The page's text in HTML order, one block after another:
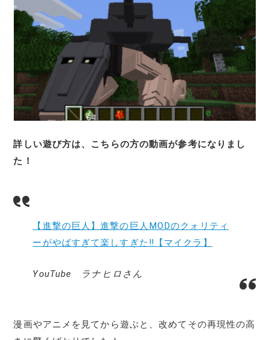
詳しい遊び方は、こちらの方の動画が参考になりまし
た！
【進撃の巨人】進撃の巨人MODのクォリティ
ーがやばすぎて楽しすぎた‼【マイクラ】
YouTube ラナヒロさん
漫画やアニメを見てから遊ぶと、改めてその再現性の高